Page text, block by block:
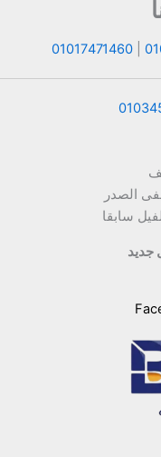
|
01017471460
الصدر
سابقا
جديد